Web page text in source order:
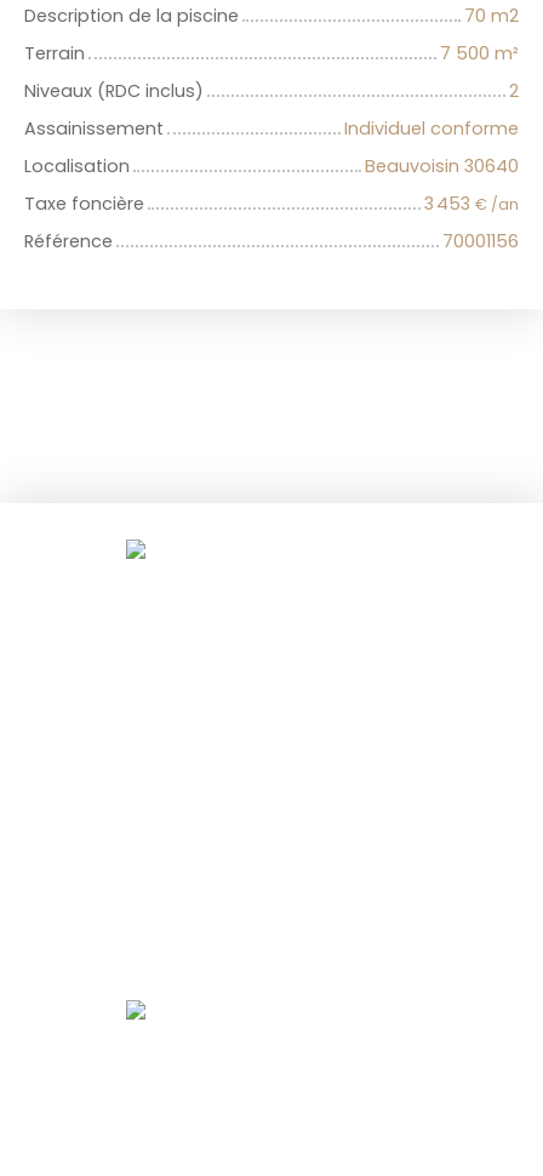
Description de la piscine
70 m2
Terrain
7 500 m²
Niveaux (RDC inclus)
2
Assainissement
Individuel conforme
Localisation
Beauvoisin 30640
Taxe foncière
3 453 € /an
Référence 70001156